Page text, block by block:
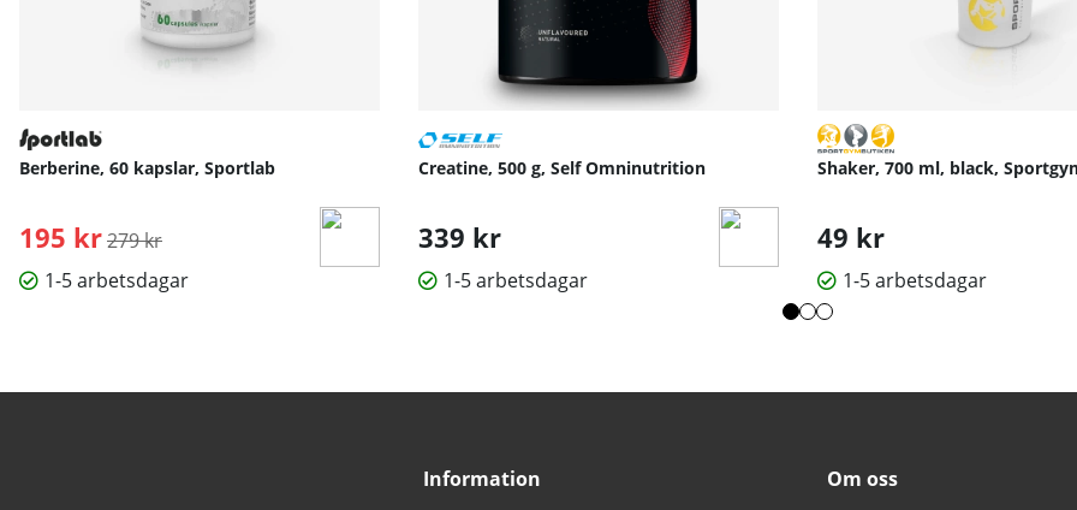
Berberine, 60 kapslar, Sportlab
195 kr Ordinarie pris:
279 kr
1-5 arbetsdagar
Creatine, 500 g, Self Omninutrition
339 kr
1-5 arbetsdagar
Shaker, 700 ml, black,
49 kr
1-5 arbetsdagar
Information Om oss